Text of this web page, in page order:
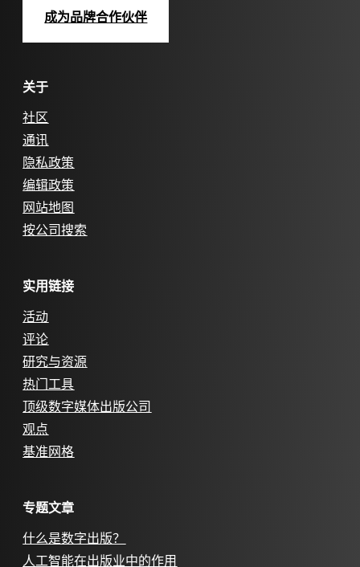
成为品牌合作伙伴
关于
社区
通讯
隐私政策
编辑政策
网站地图
按公司搜索
实用链接
活动
评论
研究与资源
热门工具
顶级数字媒体出版公司
观点
基准网格
专题文章
什么是数字出版？
人工智能在出版业中的作用